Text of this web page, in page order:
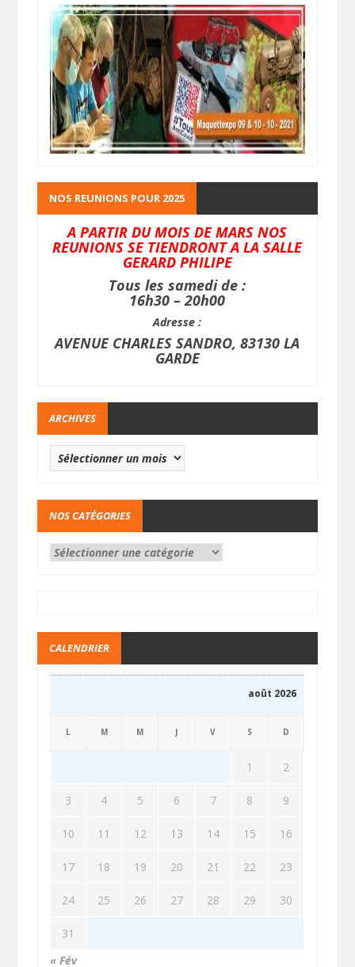
NOS REUNIONS POUR 2025
A PARTIR DU MOIS DE MARS NOS
REUNIONS SE TIENDRONT A LA SALLE
GERARD PHILIPE
Tous les samedi de :
16h30 – 20h00
Adresse :
AVENUE CHARLES SANDRO, 83130 LA
GARDE
ARCHIVES
NOS CATÉGORIES
CALENDRIER
août 2026
L M M J V S D
1 2
3 4 5 6 7 8 9
10 11 12 13 14 15 16
17 18 19 20 21 22 23
24 25 26 27 28 29 30
31
« Fév